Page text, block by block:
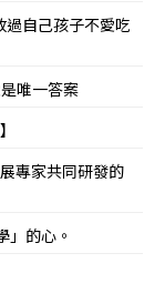
自己孩子不愛吃
唯一答案
專家共同研發的
」的心。